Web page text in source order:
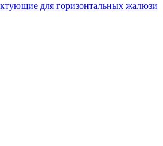
для горизонтальных жалюзи